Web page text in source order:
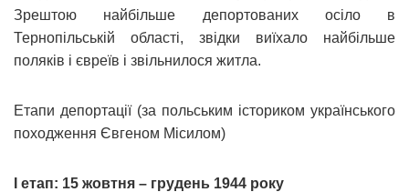
Зрештою найбільше депортованих осіло в
Тернопільській області, звідки виїхало найбільше
поляків і євреїв і звільнилося житла.
Етапи депортації (за польським істориком українського
походження Євгеном Місилом)
І етап: 15 жовтня – грудень 1944 року